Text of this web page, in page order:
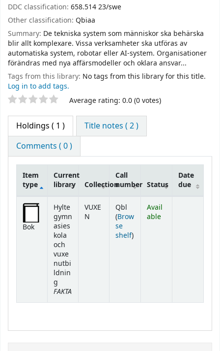
DDC classification: 658.514 23/swe
Other classification: Qbiaa
Summary: De tekniska system som människor ska behärska
blir allt komplexare. Vissa verksamheter ska utföras av
automatiska system, robotar eller AI-system. Organisationer
förändras med nya affärsmodeller och oklara ansvar...
Tags from this library: No tags from this library for this title.
Log in to add tags.
Star ratings Average rating: 0.0 (0 votes)
Holdings ( 1 )
Title notes ( 2 )
Comments ( 0 )
Holdings
Item
type
Current
library
Collection
Call
number Status
Date
due
Bok
Hylte
gymn
asies
kola
och
vuxe
nutbi
ldnin
g
FAKTA
VUXE
N
Qbl
(Brow
se
shelf(Opens below)
)
Avail
able